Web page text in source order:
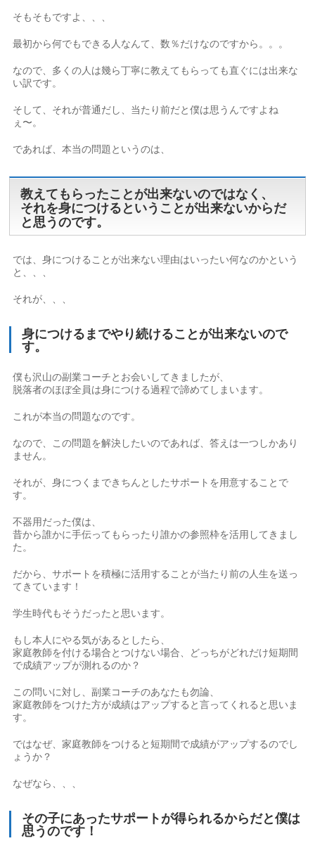
そもそもですよ、、、
最初から何でもできる人なんて、数％だけなのですから。。。
なので、多くの人は幾ら丁寧に教えてもらっても直ぐには出来な
い訳です。
そして、それが普通だし、当たり前だと僕は思うんですよね
ぇ〜。
であれば、本当の問題というのは、
教えてもらったことが出来ないのではなく、
それを身につけるということが出来ないからだ
と思うのです。
では、身につけることが出来ない理由はいったい何なのかという
と、、、
それが、、、
身につけるまでやり続けることが出来ないので
す。
僕も沢山の副業コーチとお会いしてきましたが、
脱落者のほぼ全員は身につける過程で諦めてしまいます。
これが本当の問題なのです。
なので、この問題を解決したいのであれば、答えは一つしかあり
ません。
それが、身につくまできちんとしたサポートを用意することで
す。
不器用だった僕は、
昔から誰かに手伝ってもらったり誰かの参照枠を活用してきまし
た。
だから、サポートを積極に活用することが当たり前の人生を送っ
てきています！
学生時代もそうだったと思います。
もし本人にやる気があるとしたら、
家庭教師を付ける場合とつけない場合、どっちがどれだけ短期間
で成績アップが測れるのか？
この問いに対し、副業コーチのあなたも勿論、
家庭教師をつけた方が成績はアップすると言ってくれると思いま
す。
ではなぜ、家庭教師をつけると短期間で成績がアップするのでし
ょうか？
なぜなら、、、
その子にあったサポートが得られるからだと僕は
思うのです！